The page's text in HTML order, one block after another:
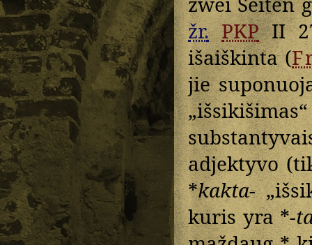
žr. PKPII
išaiškinta (
jie
adjektyvo
*kakta-
kuris yra *-